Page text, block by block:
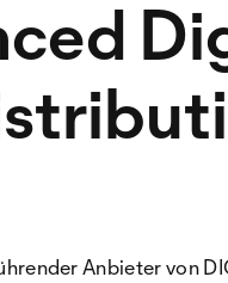
Anbieter von